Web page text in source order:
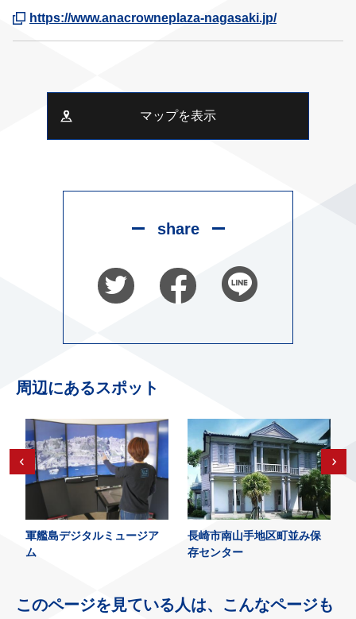
https://www.anacrowneplaza-nagasaki.jp/
マップを表示
share
周辺にあるスポット
軍艦島デジタルミュージア
ム
長崎市南山手地区町並み保
存センター
このページを見ている人は、こんなページも